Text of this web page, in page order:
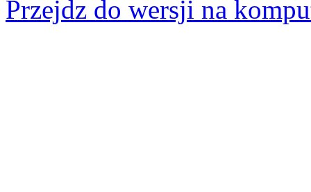
Przejdz do wersji na